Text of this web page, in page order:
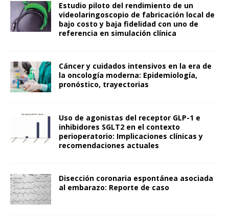
Estudio piloto del rendimiento de un
videolaringoscopio de fabricación local de
bajo costo y baja fidelidad con uno de
referencia en simulación clínica
Cáncer y cuidados intensivos en la era de
la oncología moderna: Epidemiología,
pronóstico, trayectorias
Uso de agonistas del receptor GLP-1 e
inhibidores SGLT2 en el contexto
perioperatorio: Implicaciones clínicas y
recomendaciones actuales
Disección coronaria espontánea asociada
al embarazo: Reporte de caso